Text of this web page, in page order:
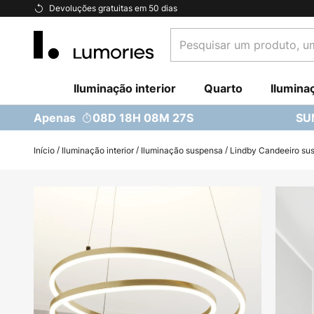
Devoluções gratuitas em 50 dias
Ir
Conteúdo
um
uma
categoria...
Iluminação interior Quarto
Apenas 08D 18H 08M 26S
Início Iluminação interior Iluminação suspensa Lindby Candeeiro
Galeria